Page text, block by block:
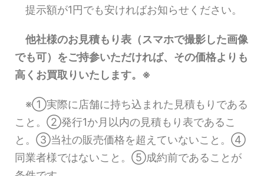
提示額が1円でも安ければお知らせください。
他社様のお見積もり表（スマホで撮影した画像
でも可）をご持参いただければ、その価格よりも
高くお買取りいたします。※
※①実際に店舗に持ち込まれた見積もりである
こと。②発行1か月以内の見積もり表であるこ
と。③当社の販売価格を超えていないこと。④
同業者様ではないこと。⑤成約前であることが